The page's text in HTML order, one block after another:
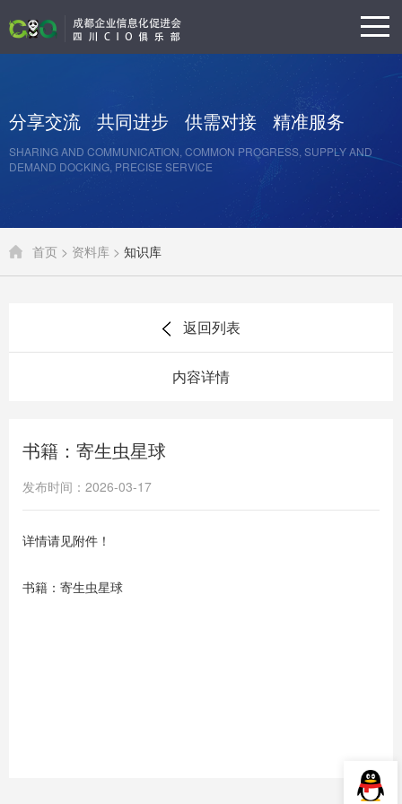
分享交流 共同进步 供需对接 精准服务
SHARING AND COMMUNICATION, COMMON PROGRESS, SUPPLY AND
DEMAND DOCKING, PRECISE SERVICE
首页 > 资料库 > 知识库
返回列表
内容详情
书籍：寄生虫星球
发布时间：2026-03-17
详情请见附件！
书籍：寄生虫星球